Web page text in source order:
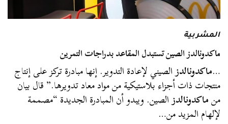
المشربية
ماكدونالدز الصين تستبدل المقاعد بدراجات التمرين
…ماكدونالدزالصيني لإعادة التدوير. إنها مبادرة تركز على إنتاج
منتجات ذات أجزاء بلاستيكية من مواد معاد تدويرها.” قال بيان
منماكدونالدزالصين. ويبدو أن المبادرة الجديدة “مصممة
لإلهام المزيد من…